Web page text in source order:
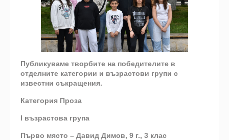
Публикуваме творбите на победителите в
отделните категории и възрастови групи с
известни съкращения.
Категория Проза
I възрастова група
Първо място – Давид Димов, 9 г., 3 клас